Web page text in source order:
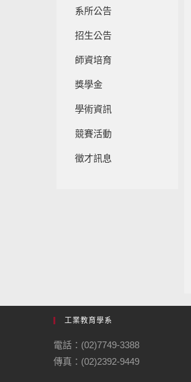
系所公告
招生公告
師資培育
獎學金
學術資訊
競賽活動
徵才訊息
工業教育學系
電話：(02)7749-3388
傳真：(02)2392-9449